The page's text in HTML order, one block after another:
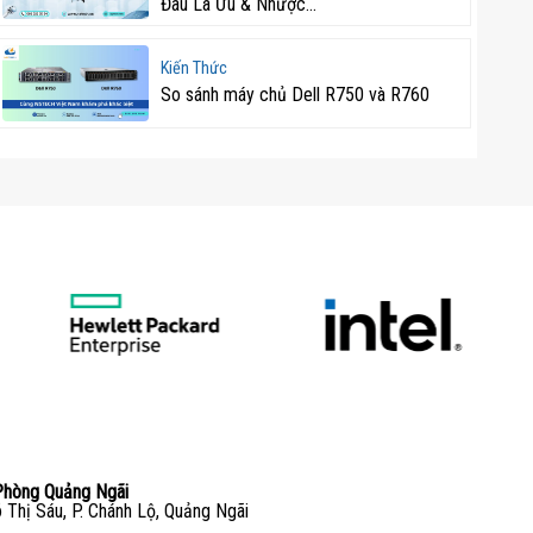
Kiến Thức
So sánh máy chủ Dell R750 và R760
Quảng Ngãi
Sáu, P. Chánh Lộ, Quảng Ngãi